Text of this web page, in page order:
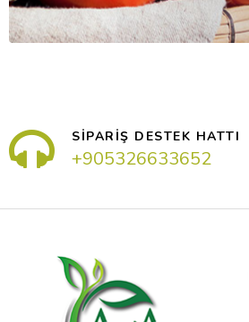
SİPARİŞ DESTEK HATTI
+905326633652